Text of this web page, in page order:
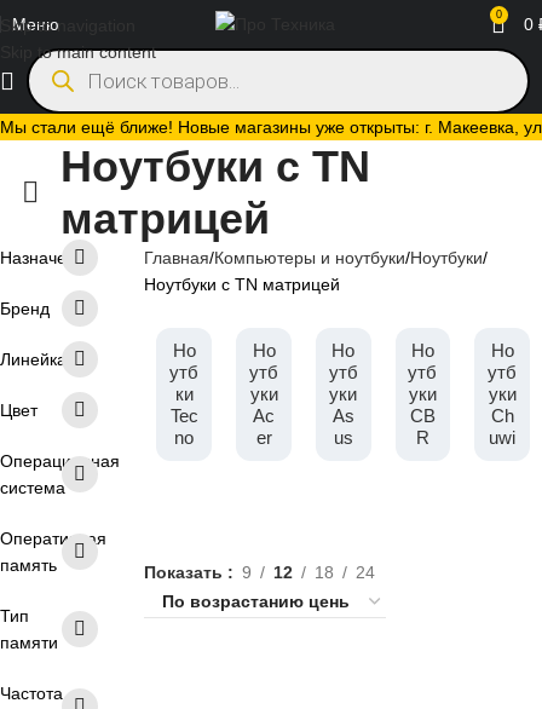
Skip to navigation
Skip to main content
Мы стали ещё ближе! Новые магазины уже открыты: г. Макеевка,
Меню 0 0
Ноутбуки с TN
матрицей
Назначение
Бренд
Линейка
Цвет
Операционная
система
Оперативная
память
Тип
памяти
Частота
Главная Компьютеры и ноутбуки Ноутбуки
Ноутбуки с TN матрицей
Но
утб
ки
Tec
no
Но
утб
уки
Ac
er
Но
утб
уки
As
us
Но
утб
уки
CB
R
Но
утб
уки
Ch
uwi
Показать 9 12 18 24